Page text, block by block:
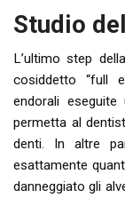
Studio
L’ultimo step
cosiddetto “full
endorali
permetta al
denti. In altre
esattamente
danneggiato gli